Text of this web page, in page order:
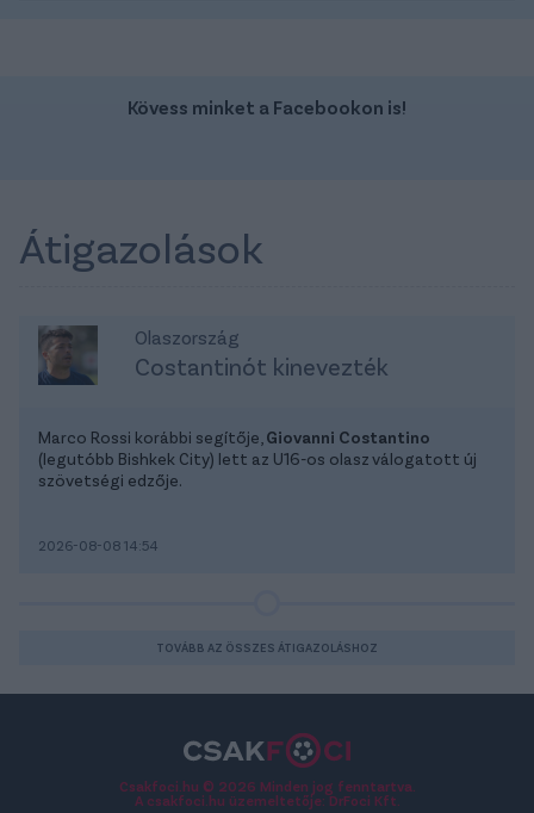
Kövess minket a Facebookon is!
Átigazolások
Olaszország
Costantinót kinevezték
Marco Rossi korábbi segítője, Giovanni Costantino
(legutóbb Bishkek City) lett az U16-os olasz válogatott új
szövetségi edzője.
2026-08-08 14:54
TOVÁBB AZ ÖSSZES ÁTIGAZOLÁSHOZ
Csakfoci.hu © 2026 Minden jog fenntartva.
A csakfoci.hu üzemeltetője: DrFoci Kft.